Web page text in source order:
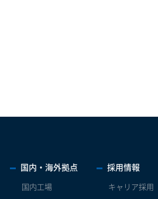
国内・海外拠点
国内工場
採用情報
キャリア採用